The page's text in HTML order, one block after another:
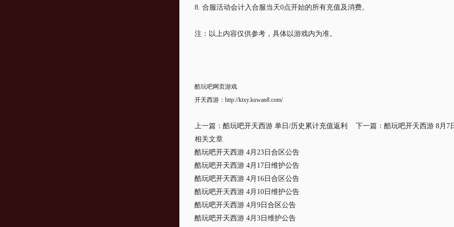
8. 合服活动会计入合服当天0点开始的所有充值及消费。
注：以上内容仅供参考，具体以游戏内为准。
酷玩吧网页游戏
开天西游 ： http://ktxy.kuwan8.com/
上一篇： 酷玩吧开天西游 单日/历史累计充值返利 下一篇： 酷玩吧开天西游 8月7
相关文章
酷玩吧开天西游 4月23日合区公告
酷玩吧开天西游 4月17日维护公告
酷玩吧开天西游 4月16日合区公告
酷玩吧开天西游 4月10日维护公告
酷玩吧开天西游 4月9日合区公告
酷玩吧开天西游 4月3日维护公告